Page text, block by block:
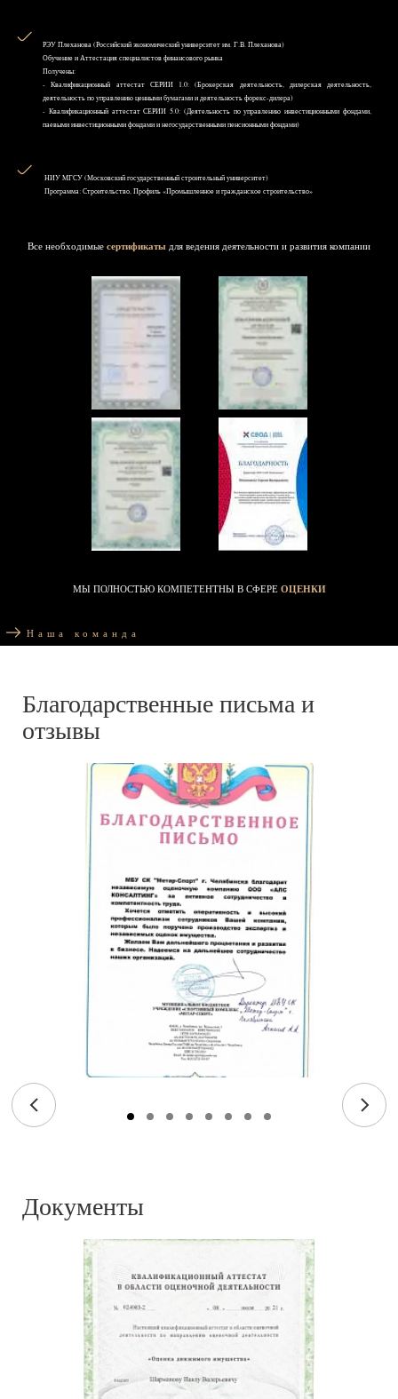
РЭУ Плеханова (Российский экономический университет им. Г.В. Плеханова)
Обучение и Аттестация специалистов финансового рынка
Получены:
- Квалификационный аттестат СЕРИИ 1.0: (Брокерская деятельность, дилерская деятельность,
деятельность по управлению ценными бумагами и деятельность форекс-дилера)
- Квалификационный аттестат СЕРИИ 5.0: (Деятельность по управлению инвестиционными фондами,
паевыми инвестиционными фондами и негосударственными пенсионными фондами)
НИУ MГСУ (Московский государственный строительный университет)
Программа: Строительство, Профиль «Промышленное и гражданское строительство»
Все необходимые сертификаты для ведения деятельности и развития компании
МЫ ПОЛНОСТЬЮ КОМПЕТЕНТНЫ В СФЕРЕ ОЦЕНКИ
Наша команда
Благодарственные письма и
отзывы
Документы